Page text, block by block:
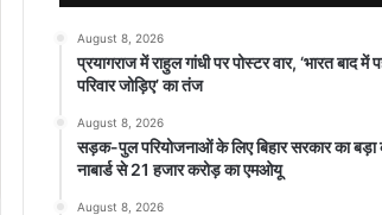
August 8, 2026
प्रयागराज में राहुल गांधी पर पोस्टर वार, ‘भारत बाद में
परिवार जोड़िए’ का तंज
August 8, 2026
सड़क-पुल परियोजनाओं के लिए बिहार सरकार का
नाबार्ड से 21 हजार करोड़ का एमओयू
August 8, 2026